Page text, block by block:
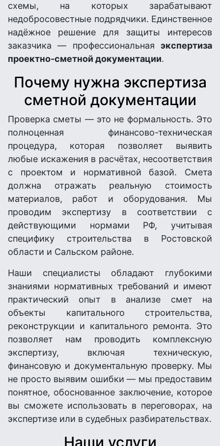
схемы, на которых зарабатывают
недобросовестные подрядчики. Единственное
надёжное решение для защиты интересов
заказчика — профессиональная экспертиза
проектно-сметной документации.
Почему нужна экспертиза
сметной документации
Проверка сметы — это не формальность. Это
полноценная финансово-техническая
процедура, которая позволяет выявить
любые искажения в расчётах, несоответствия
с проектом и нормативной базой. Смета
должна отражать реальную стоимость
материалов, работ и оборудования. Мы
проводим экспертизу в соответствии с
действующими нормами РФ, учитывая
специфику строительства в Ростовской
области и Сальском районе.
Наши специалисты обладают глубокими
знаниями нормативных требований и имеют
практический опыт в анализе смет на
объекты капитального строительства,
реконструкции и капитального ремонта. Это
позволяет нам проводить комплексную
экспертизу, включая техническую,
финансовую и документальную проверку. Мы
не просто выявим ошибки — мы предоставим
понятное, обоснованное заключение, которое
вы сможете использовать в переговорах, на
экспертизе или в судебных разбирательствах.
Наши услуги